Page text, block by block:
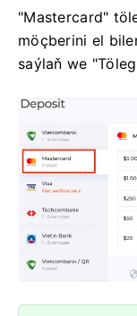
"Mastercard"
möçberini el
saýlaň we